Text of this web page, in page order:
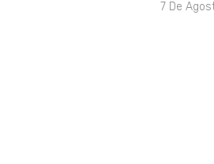
7 De